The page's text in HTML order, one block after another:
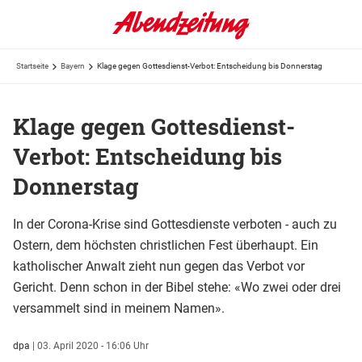
Startseite Bayern Klage gegen Gottesdienst-Verbot: Entscheidung bis Donnerstag
Klage gegen Gottesdienst-
Verbot: Entscheidung bis
Donnerstag
In der Corona-Krise sind Gottesdienste verboten - auch zu
Ostern, dem höchsten christlichen Fest überhaupt. Ein
katholischer Anwalt zieht nun gegen das Verbot vor
Gericht. Denn schon in der Bibel stehe: «Wo zwei oder drei
versammelt sind in meinem Namen».
dpa | 03. April 2020 - 16:06 Uhr